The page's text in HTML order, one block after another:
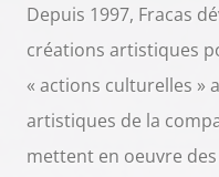
Depuis 1997, Fracas
créations artistiques
« actions culturelles »
artistiques de la
mettent en oeuvre